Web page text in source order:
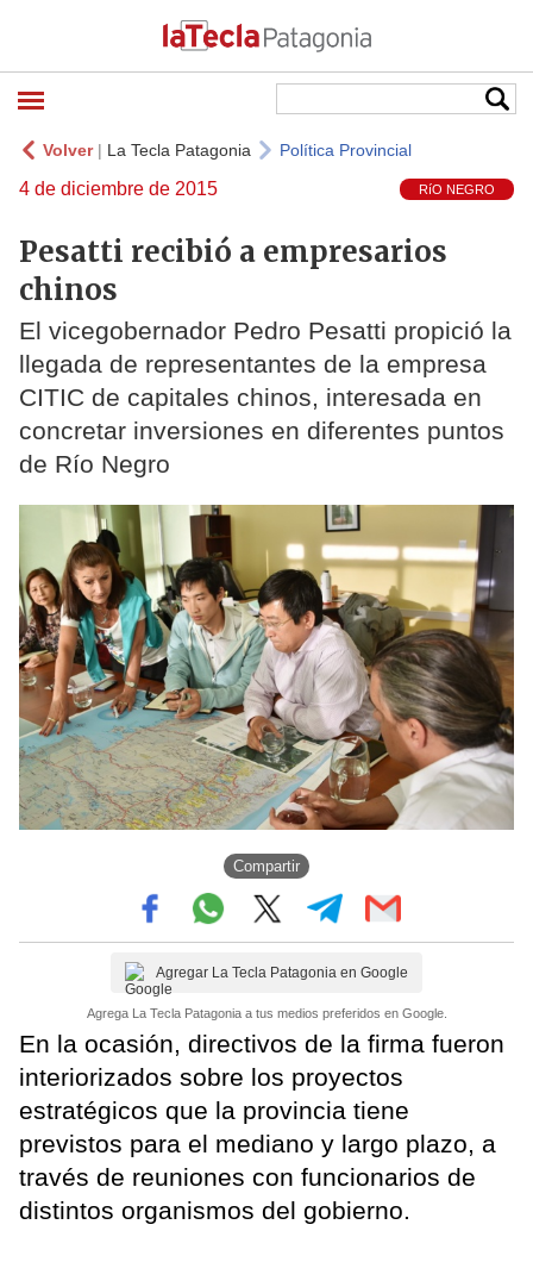
Volver| La Tecla Patagonia Política Provincial
4 de diciembre de 2015 RíO NEGRO
Pesatti recibió a empresarios
chinos
El vicegobernador Pedro Pesatti propició la
llegada de representantes de la empresa
CITIC de capitales chinos, interesada en
concretar inversiones en diferentes puntos
de Río Negro
Compartir
Agregar La Tecla Patagonia en Google
Agrega La Tecla Patagonia a tus medios preferidos en Google.
En la ocasión, directivos de la firma fueron
interiorizados sobre los proyectos
estratégicos que la provincia tiene
previstos para el mediano y largo plazo, a
través de reuniones con funcionarios de
distintos organismos del gobierno.